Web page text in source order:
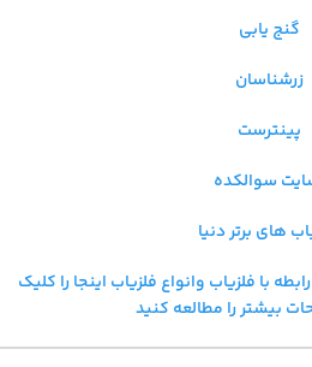
گنج یابی
زرشناسان
پینترست
سوالکده
های برتر دنیا
با فلزیاب وانواع فلزیاب اینجا را کلیک
بیشتر را مطالعه کنید